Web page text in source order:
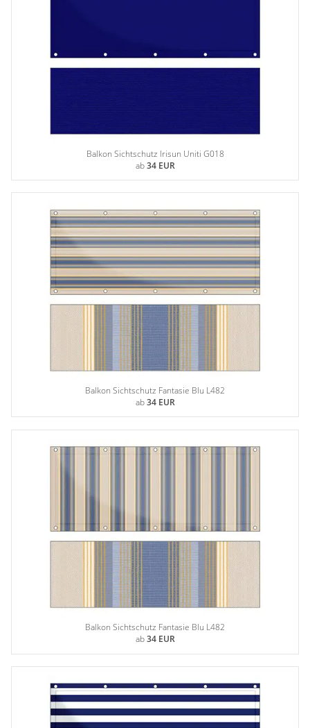
Balkon Sichtschutz Irisun Uniti G018
ab34 EUR
Balkon Sichtschutz Fantasie Blu L482
ab34 EUR
Balkon Sichtschutz Fantasie Blu L482
ab34 EUR